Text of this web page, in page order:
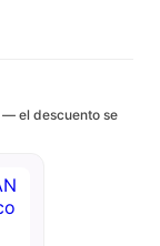
el descuento se